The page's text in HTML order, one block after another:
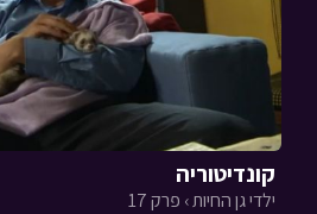
קונדיטוריה
ילדי גן החיות › פרק 17